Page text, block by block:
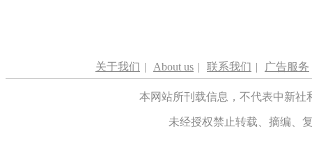
关于我们 | About us | 联系我们 | 广告服务
本网站所刊载信息，不代表中新
未经授权禁止转载、摘编、